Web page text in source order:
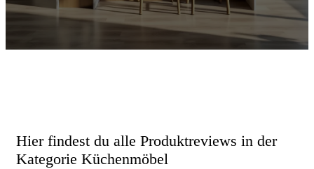
Hier findest du alle Produktreviews in der
Kategorie Küchenmöbel